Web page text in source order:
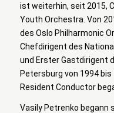
ist weiterhin, seit 2015,
Youth Orchestra. Von
des Oslo Philharmonic
Chefdirigent des
und Erster Gastdirigent
Petersburg von 1994 bis
Resident Conductor
Vasily Petrenko begann